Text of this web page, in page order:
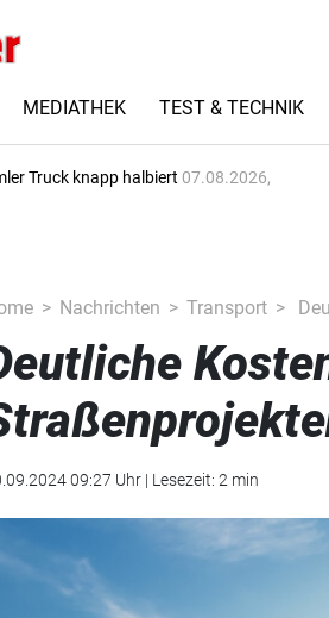
MEDIATHEK TEST & TECHNIK
Truck knapp halbiert 07.08.2026,
Nachrichten Transport
09:27 Uhr | Lesezeit: 2 min